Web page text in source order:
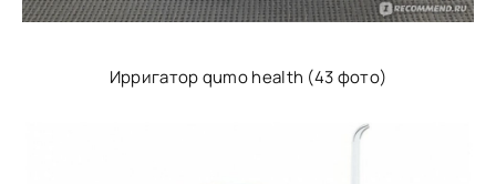
Ирригатор qumo health (43 фото)